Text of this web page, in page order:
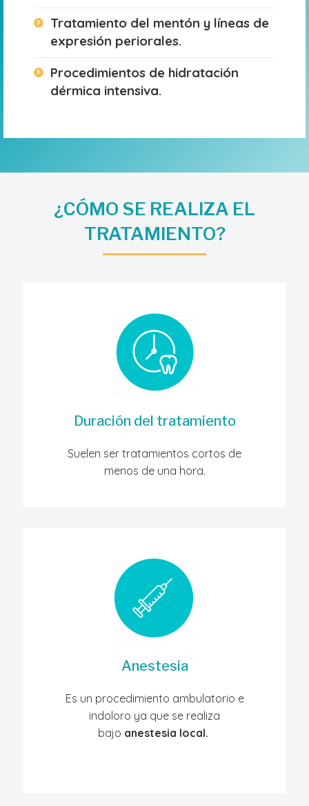
Tratamiento del mentón y líneas de
expresión periorales.
Procedimientos de hidratación
dérmica intensiva.
¿CÓMO SE REALIZA EL
TRATAMIENTO?
Duración del tratamiento
Suelen ser tratamientos cortos de
menos de una hora.
Anestesia
Es un procedimiento ambulatorio e
indoloro ya que se realiza
bajo anestesia local.